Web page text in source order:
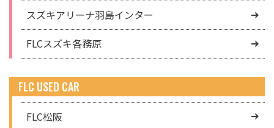
スズキアリーナ羽島インター
FLCスズキ各務原
FLC USED CAR
FLC松阪